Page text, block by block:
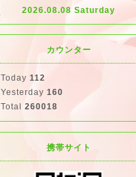
2026.08.08 Saturday
カウンター
Today 112
Yesterday 160
Total 260018
携帯サイト